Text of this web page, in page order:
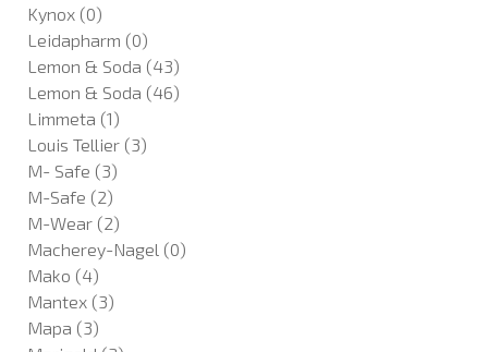
Kynox (0)
Leidapharm (0)
Lemon & Soda (43)
Lemon & Soda (46)
Limmeta (1)
Louis Tellier (3)
M- Safe (3)
M-Safe (2)
M-Wear (2)
Macherey-Nagel (0)
Mako (4)
Mantex (3)
Mapa (3)